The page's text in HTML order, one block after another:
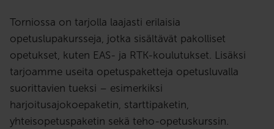
Torniossa on tarjolla laajasti erilaisia
opetuslupakursseja, jotka sisältävät pakolliset
opetukset, kuten EAS- ja RTK-koulutukset. Lisäksi
tarjoamme useita opetuspaketteja opetusluvalla
suorittavien tueksi – esimerkiksi
harjoitusajokoepaketin, starttipaketin,
yhteisopetuspaketin sekä teho-opetuskurssin.